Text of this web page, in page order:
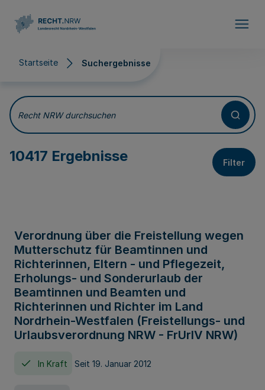
Startseite Suchergebnisse
Suchergebnisse
Recht NRW durchsuchen
10417 Ergebnisse Filter
Verordnung über die Freistellung wegen
Mutterschutz für Beamtinnen und
Richterinnen, Eltern - und Pflegezeit,
Erholungs- und Sonderurlaub der
Beamtinnen und Beamten und
Richterinnen und Richter im Land
Nordrhein-Westfalen (Freistellungs- und
Urlaubsverordnung NRW - FrUrlV NRW)
In Kraft Seit 19. Januar 2012